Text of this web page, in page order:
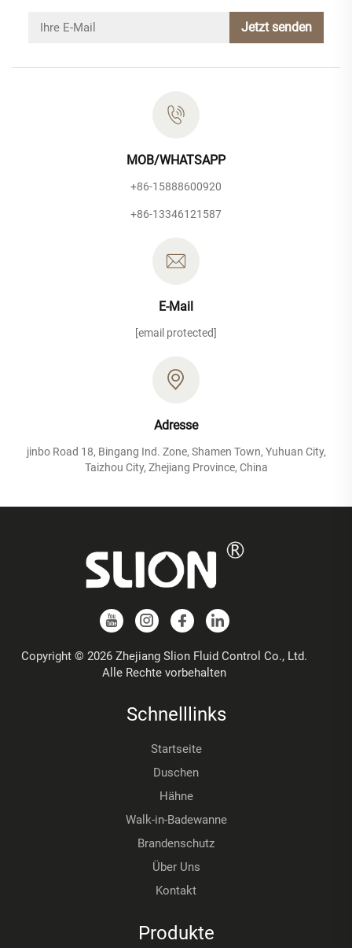
Jetzt senden
MOB/WHATSAPP
+86-15888600920
+86-13346121587
E-Mail
[email protected]
Adresse
jinbo Road 18, Bingang Ind. Zone, Shamen Town, Yuhuan City,
Taizhou City, Zhejiang Province, China
Copyright © 2026 Zhejiang Slion Fluid Control Co., Ltd.
Alle Rechte vorbehalten
Schnelllinks
Startseite
Duschen
Hähne
Walk-in-Badewanne
Brandenschutz
Über Uns
Kontakt
Produkte